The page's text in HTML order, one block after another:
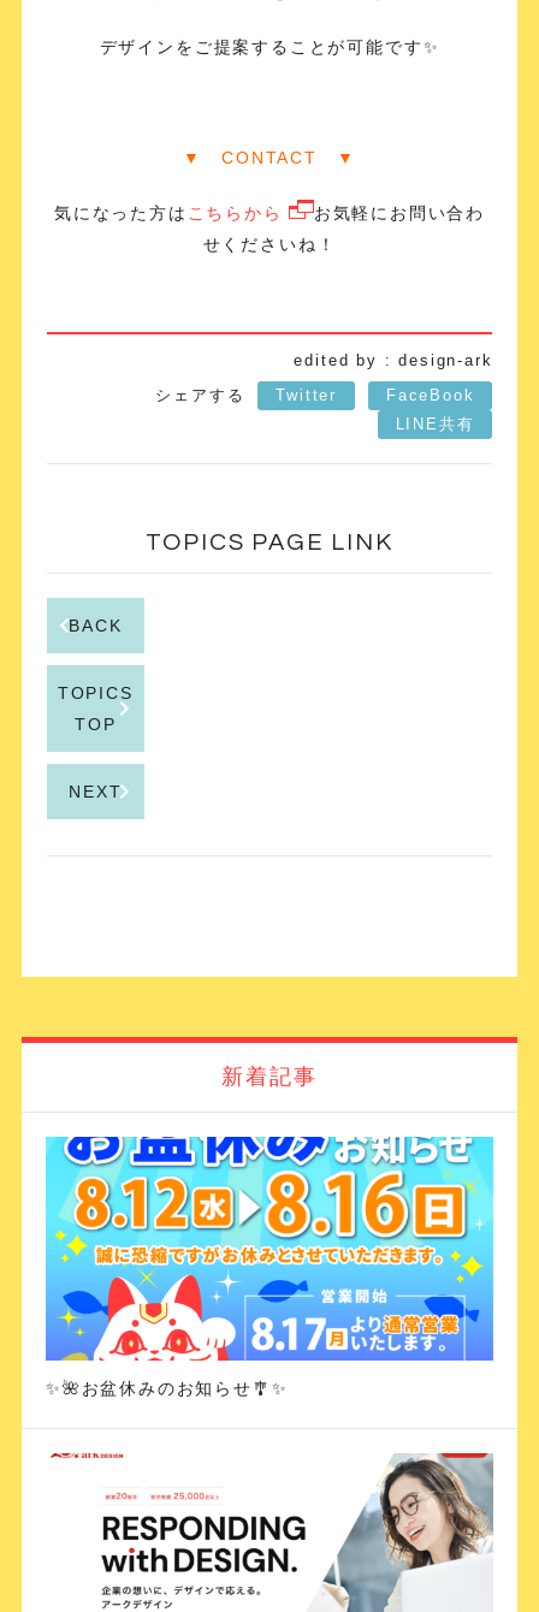
デザインをご提案することが可能です✨
▼ CONTACT ▼
気になった方は こちらから
お気軽にお問い合わ
せくださいね！
edited by : design-ark
シェアする
Twitter
FaceBook
LINE共有
TOPICS PAGE LINK
BACK
TOPICS
TOP
NEXT
新着記事
✨🌺お盆休みのお知らせ🎐✨